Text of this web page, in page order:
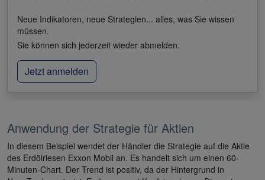
Neue Indikatoren, neue Strategien... alles, was Sie wissen
müssen.
Sie können sich jederzeit wieder abmelden.
Jetzt anmelden
Anwendung der Strategie für Aktien
In diesem Beispiel wendet der Händler die Strategie auf die Aktie
des Erdölriesen Exxon Mobil an. Es handelt sich um einen 60-
Minuten-Chart. Der Trend ist positiv, da der Hintergrund in